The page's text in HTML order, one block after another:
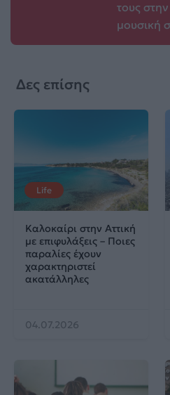
τους
μουσική
Δες επίσης
Life
Καλοκαίρι στην Αττική
με επιφυλάξεις – Ποιες
παραλίες έχουν
χαρακτηριστεί
ακατάλληλες
04.07.2026